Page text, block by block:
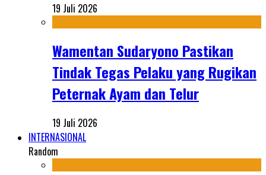
19 Juli 2026
Wamentan Sudaryono Pastikan
Tindak Tegas Pelaku yang Rugikan
Peternak Ayam dan Telur
19 Juli 2026
INTERNASIONAL
Random